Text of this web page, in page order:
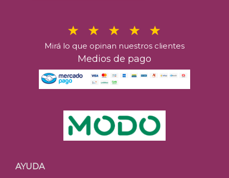
Mirá lo que opinan nuestros clientes
Medios de pago
AYUDA